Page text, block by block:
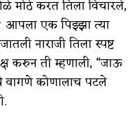
धोका टळला असे नाही!
महत्त्वाच्या घटना
मोठे करत तिला विचारले,
आपला एक पिझ्झा त्या
नाराजी तिला स्पष्ट
करुन ती म्हणाली, “जाऊ
वागणे कोणालाच पटले